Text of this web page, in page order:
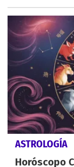
ASTROLOGÍA
Horóscopo